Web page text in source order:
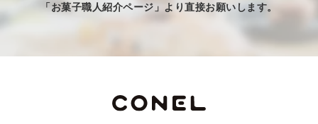
「お菓子職人紹介ページ」より直接お願いします。